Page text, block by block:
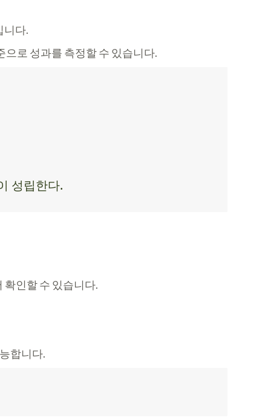
니다.
으로 성과를 측정할 수 있습니다.
성립한다.
확인할 수 있습니다.
합니다.